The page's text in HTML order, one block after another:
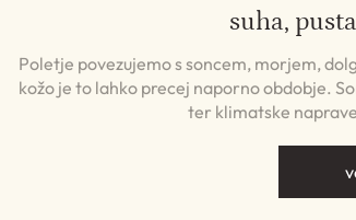
suha,
Poletje povezujemo s soncem, morjem,
kožo je to lahko precej naporno obdobje.
ter klimatske